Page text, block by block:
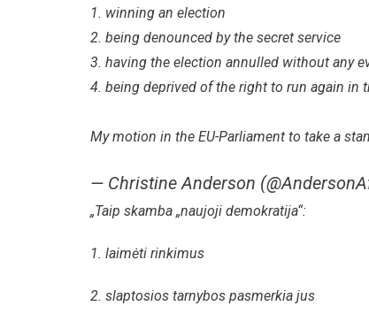
1. winning an election
2. being denounced by the secret service
3. having the election annulled without any
4. being deprived of the right to run again in
My motion in the EU-Parliament to take a
— Christine Anderson
„Taip skamba „naujoji demokratija“:
1. laimėti rinkimus
2. slaptosios tarnybos pasmerkia jus